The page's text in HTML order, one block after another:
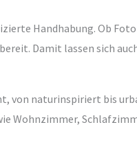
Handhabung. Ob
Damit lassen sich
von naturinspiriert bis
Wohnzimmer,